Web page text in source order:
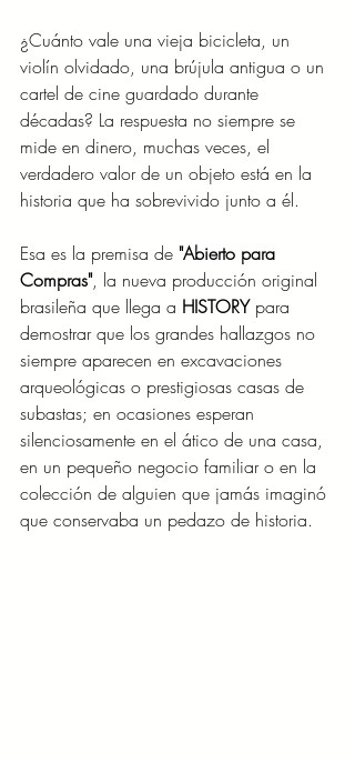
¿Cuánto vale una vieja bicicleta, un
violín olvidado, una brújula antigua o un
cartel de cine guardado durante
décadas? La respuesta no siempre se
mide en dinero, muchas veces, el
verdadero valor de un objeto está en la
historia que ha sobrevivido junto a él.
Esa es la premisa de "Abierto para
Compras", la nueva producción original
brasileña que llega a HISTORY para
demostrar que los grandes hallazgos no
siempre aparecen en excavaciones
arqueológicas o prestigiosas casas de
subastas; en ocasiones esperan
silenciosamente en el ático de una casa,
en un pequeño negocio familiar o en la
colección de alguien que jamás imaginó
que conservaba un pedazo de historia.